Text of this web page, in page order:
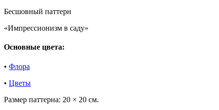
Бесшовный паттерн
«Импрессионизм в саду»
Основные цвета:
• Флора
• Цветы
Размер паттерна: 20 × 20 см.